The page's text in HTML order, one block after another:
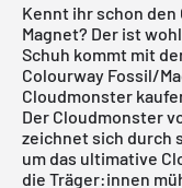
Kennt ihr schon den
Magnet? Der ist
Schuh kommt mit
Colourway Fossil/
Cloudmonster
Der Cloudmonster
zeichnet sich durch
um das ultimative
die Träger:innen